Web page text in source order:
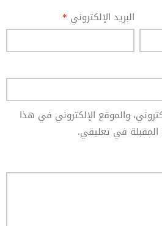
البريد الإلكتروني *
والموقع الإلكتروني في هذا
المقبلة في تعليقي.